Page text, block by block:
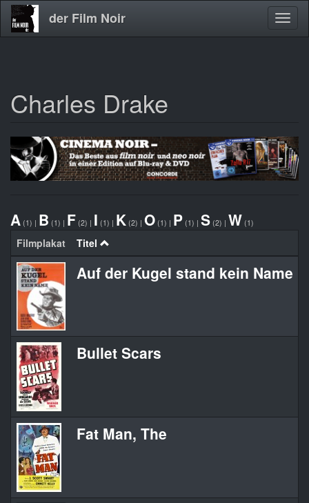
Direkt
zum
der Film Noir
Charles Drake
A (1) | B (1) | F (2) | I (1) | K (2) | O (1) | P (1) | S (2) | W (1)
Filmplakat Titel
Auf der Kugel stand kein Name
Bullet Scars
Fat Man, The